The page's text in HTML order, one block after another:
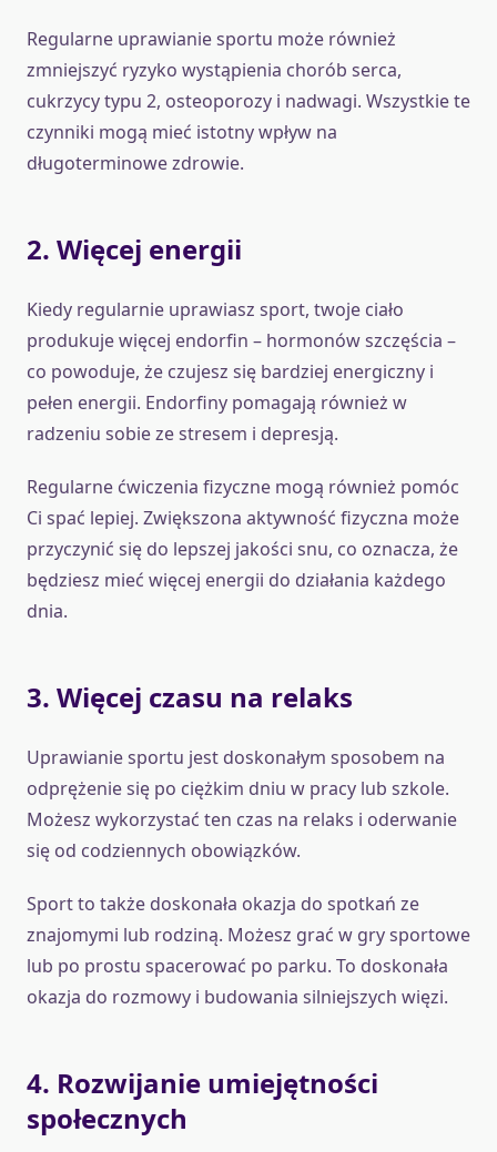
Regularne uprawianie sportu może również
zmniejszyć ryzyko wystąpienia chorób serca,
cukrzycy typu 2, osteoporozy i nadwagi. Wszystkie te
czynniki mogą mieć istotny wpływ na
długoterminowe zdrowie.
2. Więcej energii
Kiedy regularnie uprawiasz sport, twoje ciało
produkuje więcej endorfin – hormonów szczęścia –
co powoduje, że czujesz się bardziej energiczny i
pełen energii. Endorfiny pomagają również w
radzeniu sobie ze stresem i depresją.
Regularne ćwiczenia fizyczne mogą również pomóc
Ci spać lepiej. Zwiększona aktywność fizyczna może
przyczynić się do lepszej jakości snu, co oznacza, że
będziesz mieć więcej energii do działania każdego
dnia.
3. Więcej czasu na relaks
Uprawianie sportu jest doskonałym sposobem na
odprężenie się po ciężkim dniu w pracy lub szkole.
Możesz wykorzystać ten czas na relaks i oderwanie
się od codziennych obowiązków.
Sport to także doskonała okazja do spotkań ze
znajomymi lub rodziną. Możesz grać w gry sportowe
lub po prostu spacerować po parku. To doskonała
okazja do rozmowy i budowania silniejszych więzi.
4. Rozwijanie umiejętności
społecznych